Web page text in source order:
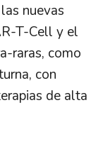
nuevas
T-Cell y el
raras, como
con
de alta